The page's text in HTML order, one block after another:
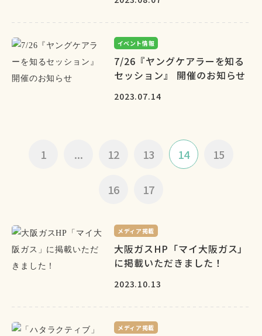
イベント情報
7/26『ヤングケアラーを知る
セッション』 開催のお知らせ
2023.07.14
1 ... 12 13 14 15
16 17
メディア掲載
大阪ガスHP「マイ大阪ガス」
に掲載いただきました！
2023.10.13
メディア掲載